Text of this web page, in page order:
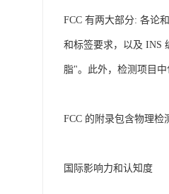
FCC 有两大部分: 各论
和标签要求，以及 INS
脂"。此外，检测项目
FCC 的附录包含物理检
国际影响力和认知度